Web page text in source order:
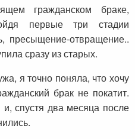
гражданском браке,
первые три стадии
пресыщение-отвращение..
сразу из старых.
я точно поняла, что хочу
брак не покатит.
спустя два месяца после